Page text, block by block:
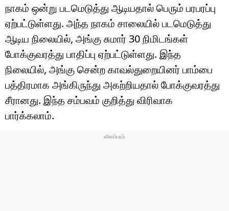
நாகம் ஒன்று படமெடுத்து ஆடியதால் பெரும் பரபரப்பு
ஏற்பட்டுள்ளது. அந்த நாகம் சாலையில் படமெடுத்து
ஆடிய நிலையில், அங்கு சுமார் 30 நிமிடங்கள்
போக்குவரத்து பாதிப்பு ஏற்பட்டுள்ளது. இந்த
நிலையில், அங்கு சென்ற காவல்துறையினர் பாம்பை
பத்திரமாக அங்கிருந்து அகற்றியதால் போக்குவரத்து
சீரானது. இந்த சம்பவம் குறித்து விரிவாக
பார்க்கலாம்.